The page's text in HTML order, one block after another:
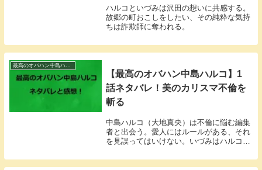
ハルコといづみは沢田の想いに共感する。
故郷の町おこしをしたい、その純粋な気持
ちは詐欺師に奪われる。
最高のオバハン中島ハルコ
【最高のオバハン中島ハルコ】1
話ネタバレ！美のカリスマ不倫を
斬る
中島ハルコ（大地真央）は不倫に悩む編集
者と出会う。愛人にはルールがある、それ
を見誤ってはいけない。いづみはハルコに